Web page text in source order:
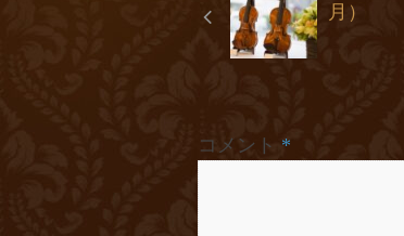
月）
コメント *